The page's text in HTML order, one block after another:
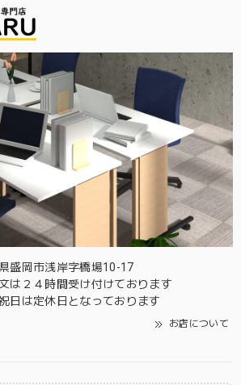
盛岡市浅岸字橋場10-17
は２４時間受け付けております
日は定休日となっております
お店について